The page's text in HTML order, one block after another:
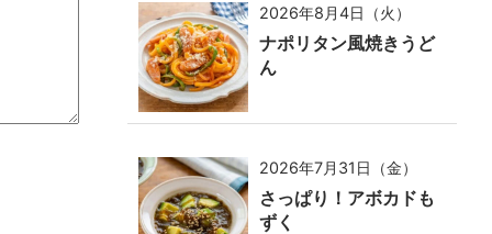
2026年8月4日（火）
ナポリタン風焼きうど
ん
2026年7月31日（金）
さっぱり！アボカドも
ずく